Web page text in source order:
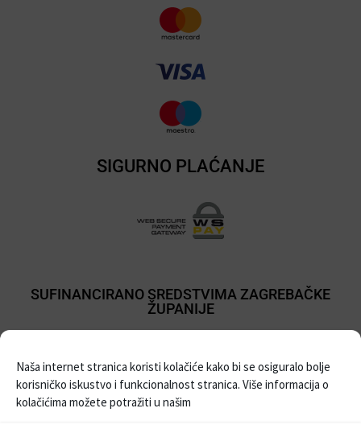
Naša internet stranica koristi kolačiće kako bi se osiguralo bolje
korisničko iskustvo i funkcionalnost stranica. Više informacija o
kolačićima možete potražiti u našim
SIGURNO PLAĆANJE
SUFINANCIRANO SREDSTVIMA ZAGREBAČKE
ŽUPANIJE